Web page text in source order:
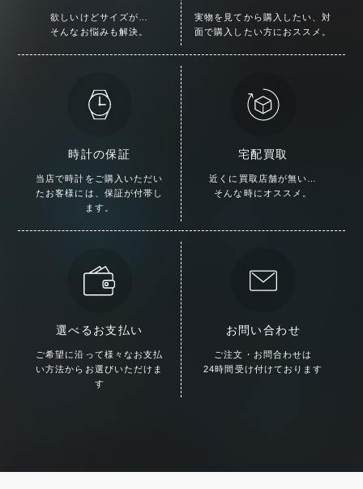
欲しいけどサイズが…
そんなお悩みも解決。
実物を見てから購入したい、対
面で購入したい方におススメ。
時計の保証
当店で時計をご購入いただい
た お客様には、保証が付帯し
ます。
宅配買取
近くに買取店舗が無い…
そんな時にオススメ。
選べるお支払い
ご希望に沿って様々な お支払
い方法からお選びいただけま
す
お問い合わせ
ご注文・お問合わせは
24時間受け付けております